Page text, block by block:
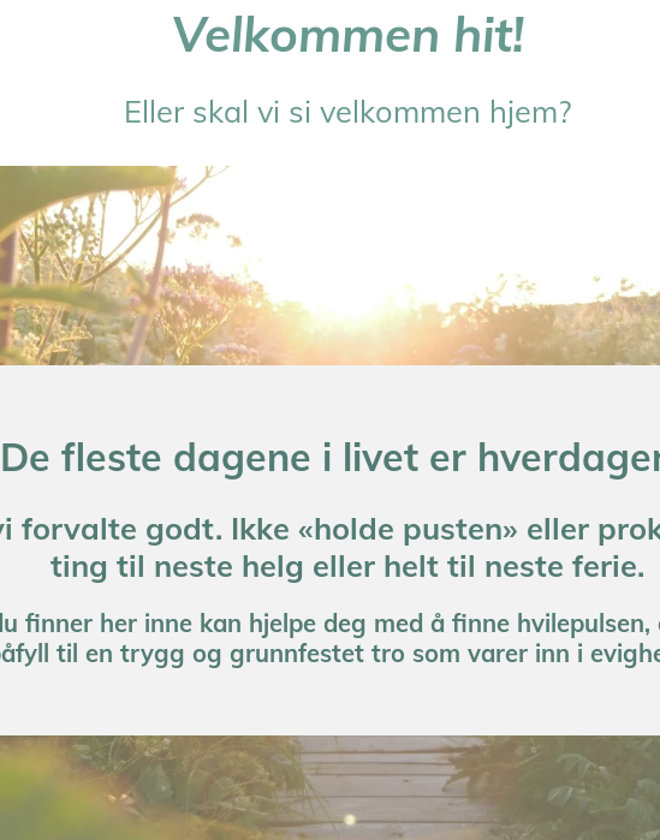
Velkommen hit!
Eller skal vi si velkommen hjem?
De fleste dagene i livet er
forvalte godt. Ikke «holde pusten» eller
ting til neste helg eller helt til neste ferie.
finner her inne kan hjelpe deg med å finne hvilepulsen,
til en trygg og grunnfestet tro som varer inn i